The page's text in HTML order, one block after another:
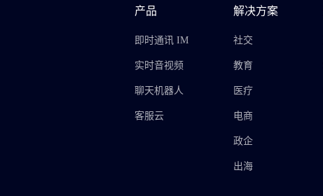
产品
即时通讯 IM
实时音视频
聊天机器人
客服云
解决方案
社交
教育
医疗
电商
政企
出海